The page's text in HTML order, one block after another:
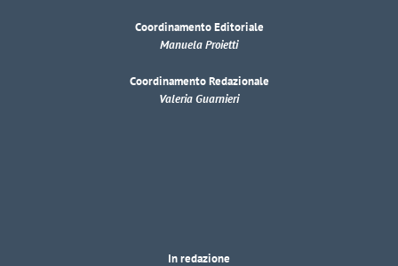
Coordinamento Editoriale
Manuela Proietti
Coordinamento Redazionale
Valeria Guarnieri
In redazione